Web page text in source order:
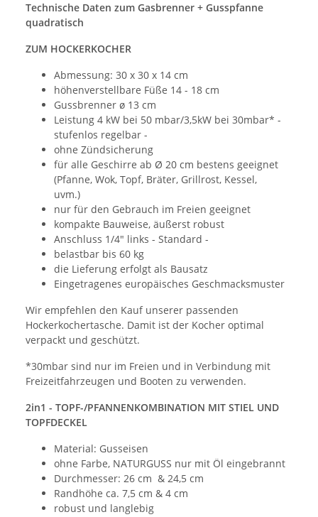
Technische Daten zum Gasbrenner + Gusspfanne
quadratisch
ZUM HOCKERKOCHER
Abmessung: 30 x 30 x 14 cm
höhenverstellbare Füße 14 - 18 cm
Gussbrenner ø 13 cm
Leistung 4 kW bei 50 mbar/3,5kW bei 30mbar* -
stufenlos regelbar -
ohne Zündsicherung
für alle Geschirre ab Ø 20 cm bestens geeignet
(Pfanne, Wok, Topf, Bräter, Grillrost, Kessel,
uvm.)
nur für den Gebrauch im Freien geeignet
kompakte Bauweise, äußerst robust
Anschluss 1/4" links - Standard -
belastbar bis 60 kg
die Lieferung erfolgt als Bausatz
Eingetragenes europäisches Geschmacksmuster
Wir empfehlen den Kauf unserer passenden
Hockerkochertasche. Damit ist der Kocher optimal
verpackt und geschützt.
*30mbar sind nur im Freien und in Verbindung mit
Freizeitfahrzeugen und Booten zu verwenden.
2in1 - TOPF-/PFANNENKOMBINATION MIT STIEL UND
TOPFDECKEL
Material: Gusseisen
ohne Farbe, NATURGUSS nur mit Öl eingebrannt
Durchmesser: 26 cm & 24,5 cm
Randhöhe ca. 7,5 cm & 4 cm
robust und langlebig